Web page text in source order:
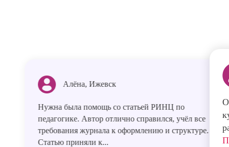
Алёна, Ижевск
Нужна была помощь со статьей РИНЦ по
педагогике. Автор отлично справился, учёл все
требования журнала к оформлению и структуре.
Статью приняли к...